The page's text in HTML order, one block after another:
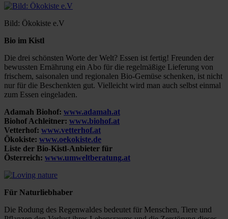
Bild: Ökokiste e.V
Bio im Kistl
Die drei schönsten Worte der Welt? Essen ist fertig! Freunden der
bewussten Ernährung ein Abo für die regelmäßige Lieferung von
frischem, saisonalen und regionalen Bio-Gemüse schenken, ist nicht
nur für die Beschenkten gut. Vielleicht wird man auch selbst einmal
zum Essen eingeladen.
Adamah Biohof: www.adamah.at
Biohof Achleitner: www.biohof.at
Vetterhof: www.vetterhof.at
Ökokiste: www.oekokiste.de
Liste der Bio-Kistl-Anbieter für
Österreich: www.umweltberatung.at
Für Naturliebhaber
Die Rodung des Regenwaldes bedeutet für Menschen, Tiere und